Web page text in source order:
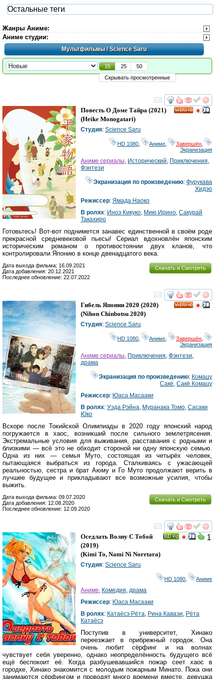
Остальные теги
Жанры Аниме:
Аниме студии:
Мультфильмы/ Science Saru
15 25
50
Скрывать просмотренные
смотреть
Повесть О Доме Тайра (2021)
(Heike Monogatari)
Студия: Science Saru
HD 1080 Аниме Завершён
Экранизация
Аниме сериалы, Исторический, Приключения,
Фэнтези
Экранизация по произведению:Фурукава
Хидэо
Режиссер: Ямада Наоко
В ролях: Иноэ Кикуко, Мию Ирино, Сакурай
Такахиро
Готовьтесь! Вот-вот поднимется занавес единственной в своём роде
прекрасной средневековой пьесы! Сериал вдохновлён японским
историческим романом о противостоянии двух кланов, что
контролировали Японию в конце двенадцатого века.
Скачать и Смотреть
Дата выхода фильма: 16.09.2021
Дата добавления: 20.12.2021
Последнее обновление: 22.07.2022
смотреть
Гибель Японии 2020 (2020)
(Nihon Chinbotsu 2020)
Студия: Science Saru
HD 1080 Аниме Завершён
Экранизация
Аниме сериалы Приключения Фэнтези
драма
Экранизация по произведению: Комацу
Сакё ,Сакё Комацу
Режиссер: Юаса Масааки
В ролях: Уэда Рэйна Муранака Томо Сасаки
Юко
Вскоре после Токийской Олимпиады в 2020 году японский народ
погружается в хаос, возникший после сильного землетрясения.
Экстремальные условия для выживания, расставания с родными и
близкими — всё это не обходит стороной ни одну японскую семью.
Одна из них — семья Муто, состоящая из четырёх человек,
пытающаяся выбраться из города. Сталкиваясь с ужасающей
реальностью, сестра и брат Аюму и Го Муто продолжают верить в
лучшее будущее и прикладывают все возможные усилия, чтобы
выжить.
Скачать и Смотреть
Дата выхода фильма: 09.07.2020
Дата добавления: 12.08.2020
Последнее обновление: 12.09.2020
смотреть
1
Оседлать Волну С Тобой
(2019)
(Kimi To, Nami Ni Noretara)
Студия: Science Saru
HD 1080 Аниме
Аниме Комедия драма
Режиссер: Юаса Масааки
В ролях: Катаёсэ Рёта Рина Каваэи Рёта
Катаёсэ
Поступив в университет, Хинако
переезжает в прибрежный городок. Она
очень любит сёрфинг и на волнах
чувствует себя уверенно, однако неопределённость будущего всё
ещё беспокоит её. Когда разбушевавшийся пожар сеет хаос в
городке, Хинако знакомится с молодым пожарным Минато. Пока они
занимаются сёрфингом и проводят много времени вместе, девушка